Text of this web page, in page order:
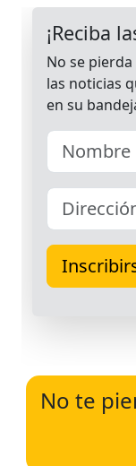
No te